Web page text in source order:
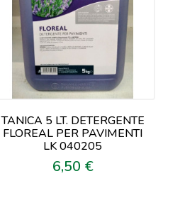
TANICA 5 LT. DETERGENTE
FLOREAL PER PAVIMENTI
LK 040205
Prezzo
6,50 €